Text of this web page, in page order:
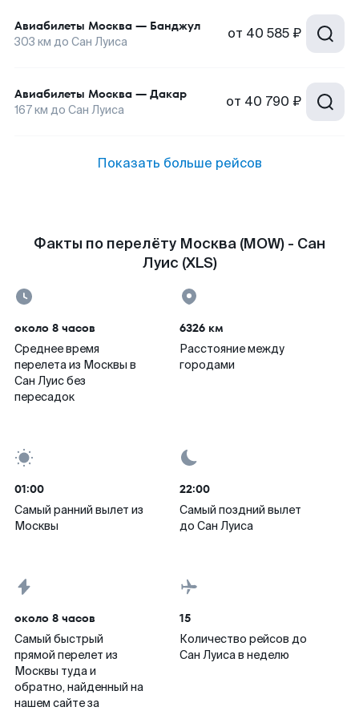
Авиабилеты Москва — Банджул
303 км до Сан Луиса от 40 585 ₽
Авиабилеты Москва — Дакар
167км до Сан Луиса от 40 790 ₽
Показать больше рейсов
Факты по перелёту Москва (MOW) - Сан
Луис (XLS)
около 8 часов
Среднее время
перелета из Москвы в
Сан Луис без
пересадок
6326 км
Расстояние между
городами
01:00
Самый ранний вылет из
Москвы
22:00
Самый поздний вылет
до Сан Луиса
около 8 часов
Самый быстрый
прямой перелет из
Москвы туда и
обратно, найденный на
нашем сайте за
15
Количество рейсов до
Сан Луиса в неделю